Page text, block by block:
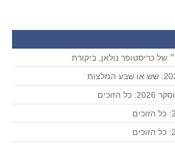
של כריסטופר נולאן, ביקורת
כל הזוכים